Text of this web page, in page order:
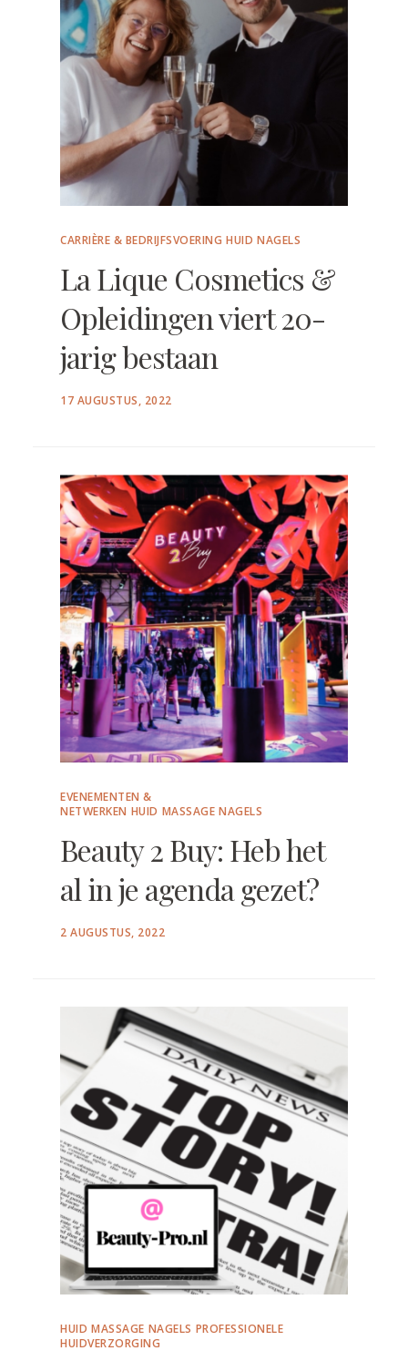
CARRIÈRE & BEDRIJFSVOERING HUID NAGELS
La Lique Cosmetics &
Opleidingen viert 20-
jarig bestaan
POSTED
17 AUGUSTUS, 2022
EVENEMENTEN &
NETWERKEN HUID MASSAGE NAGELS
Beauty 2 Buy: Heb het
al in je agenda gezet?
POSTED
2 AUGUSTUS, 2022
HUID MASSAGE NAGELS PROFESSIONELE
HUIDVERZORGING